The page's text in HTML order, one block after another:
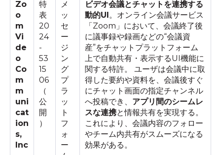
Zo
o
m
Vi
de
o
Co
m
m
uni
cat
ion
s,
Inc
特
表
20
24
-
53
15
06
（
公
開
）
メ
ッ
セ
ー
ジ
ン
グ
プ
ラ
ッ
ト
フ
ォ
ー
ビデオ会議とチャットを連携する
動的UI。オンライン会議サービス
「Zoom」において、会議終了後
に議事録や録画などの“会議資
産”をチャットプラットフォーム
上で自動共有・表示するUI機能に
関する特許。 ユーザは会議中に取
得した要約や資料を、会議後すぐ
にチャット画面の指定チャンネル
へ投稿でき、 アプリ間のシームレ
スな連携と情報共有を実現する。
これにより、会議内容のフォロー
やチーム内共有がスムーズになる
効果がある。